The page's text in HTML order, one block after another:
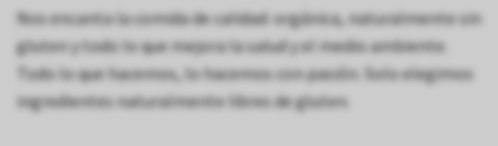
Nos encanta la comida de calidad: orgánica, naturalmente sin
gluten y todo lo que mejora la salud y el medio ambiente.
Todo lo que hacemos, lo hacemos con pasión. Solo elegimos
ingredientes naturalmente libres de gluten.